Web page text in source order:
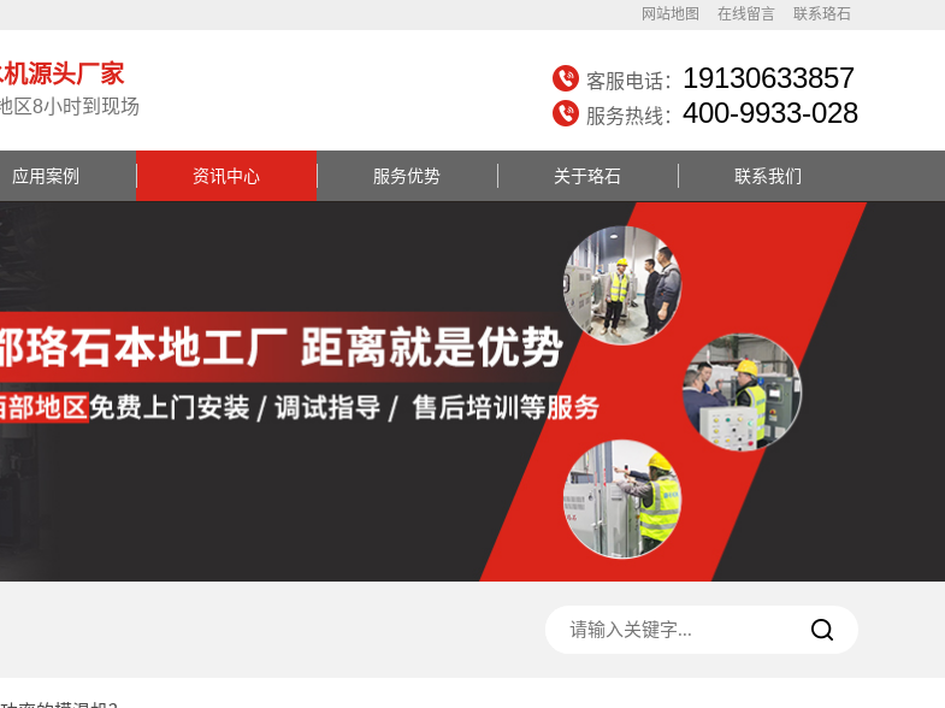
网站地图 在线留言 联系珞石
客服电话： 19130633857
服务热线： 400-9933-028
源头厂家
区8小时到现场
应用案例 资讯中心 服务优势 关于珞石 联系我们